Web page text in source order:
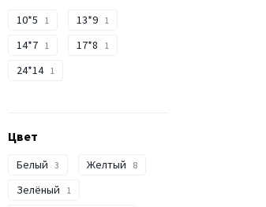
10*5 1 13*9 1
14*7 1 17*8 1
24*14 1
Цвет
Белый 3 Желтый 8
Зелёный 1